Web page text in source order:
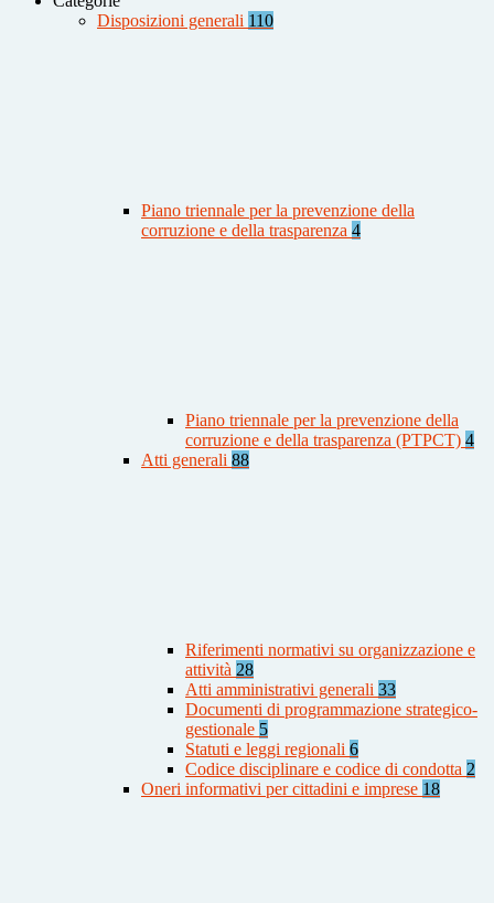
Disposizioni generali 110
Piano triennale per la prevenzione della
corruzione e della trasparenza 4
Piano triennale per la prevenzione della
corruzione e della trasparenza (PTPCT) 4
Atti generali 88
Riferimenti normativi su organizzazione e
attività 28
Atti amministrativi generali 33
Documenti di programmazione strategico-
gestionale 5
Statuti e leggi regionali 6
Codice disciplinare e codice di condotta 2
Oneri informativi per cittadini e imprese 18